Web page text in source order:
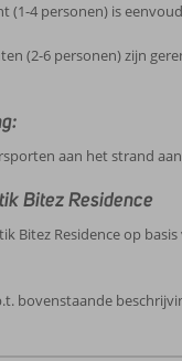
(1-4 personen) is
(2-6 personen) zijn
aan het strand
Bitez Residence
Bitez Residence op basis
bovenstaande